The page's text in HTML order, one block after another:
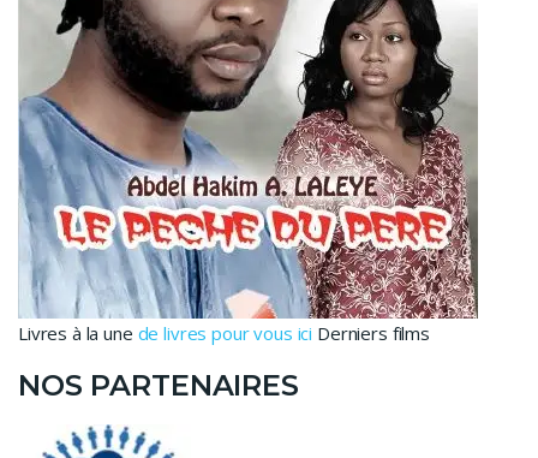
Livres à la une de livres pour vous ici Derniers films
NOS PARTENAIRES